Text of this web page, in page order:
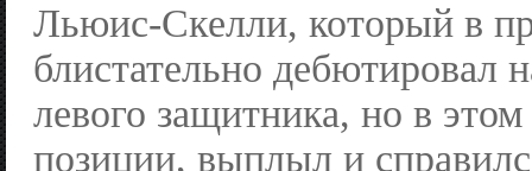
Льюис-Скелли, который в
блистательно дебютировал
левого защитника, но в этом
позиции, выплыл и